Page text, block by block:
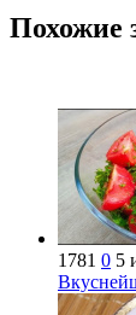
Похожие
1781 0 5